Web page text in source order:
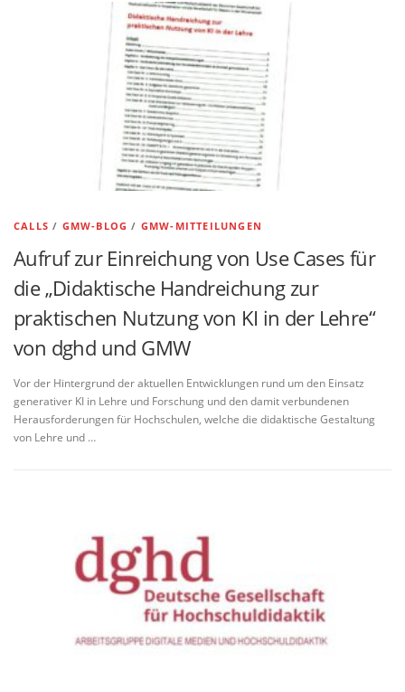
CALLS / GMW-BLOG / GMW-MITTEILUNGEN
Aufruf zur Einreichung von Use Cases für
die „Didaktische Handreichung zur
praktischen Nutzung von KI in der Lehre“
von dghd und GMW
Vor der Hintergrund der aktuellen Entwicklungen rund um den Einsatz
generativer KI in Lehre und Forschung und den damit verbundenen
Herausforderungen für Hochschulen, welche die didaktische Gestaltung
von Lehre und …